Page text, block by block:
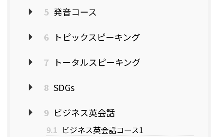
5 発音コース
6 トピックスピーキング
7 トータルスピーキング
8 SDGs
9 ビジネス英会話
9.1 ビジネス英会話コース1